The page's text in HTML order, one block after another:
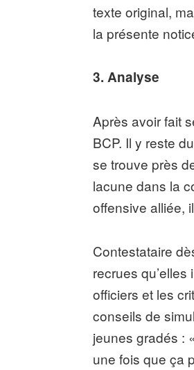
texte original,
la présente
3. Analyse
Après avoir fait
BCP. Il y reste
se trouve près
lacune dans la
offensive alliée,
Contestataire
recrues
officiers et les
conseils de
jeunes gradés :
une fois que ça